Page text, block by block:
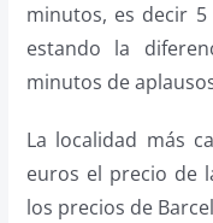
minutos, es decir
estando la
minutos de
La localidad más
euros el precio de
los precios de